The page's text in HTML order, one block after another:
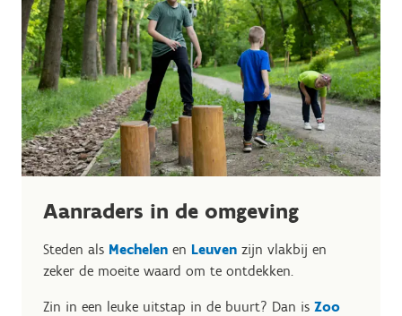
Aanraders in de omgeving
Steden als Mechelen en Leuven zijn vlakbij en
zeker de moeite waard om te ontdekken.
Zin in een leuke uitstap in de buurt? Dan is Zoo